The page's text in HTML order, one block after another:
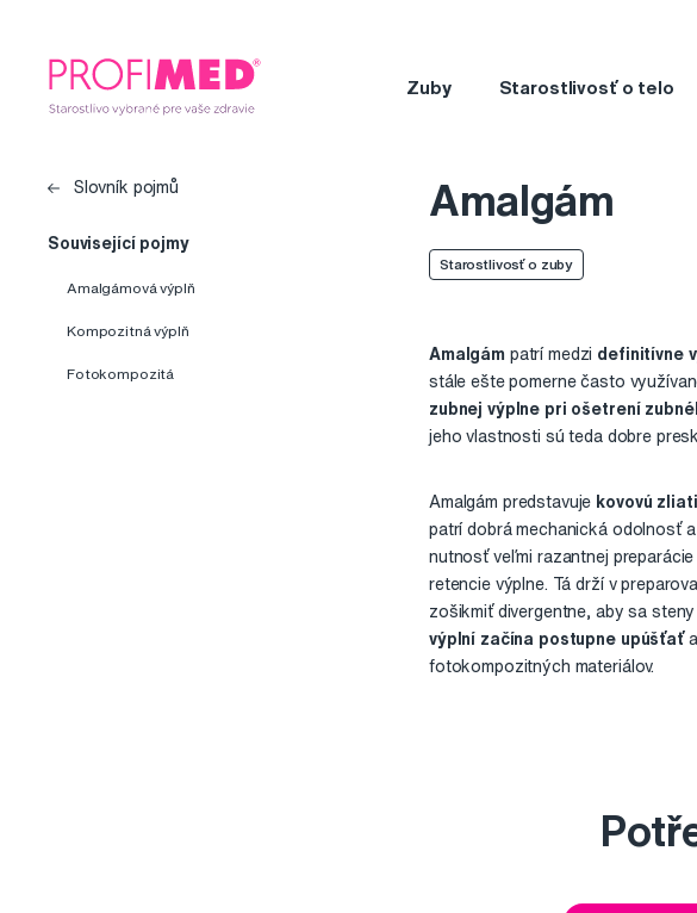
Zuby Starostlivosť o telo
Slovník pojmů
Související pojmy
Amalgámová výplň
Kompozitná výplň
Fotokompozitá
Amalgám
Starostlivosť o zuby
Amalgám patrí medzi definitívne
stále ešte pomerne často
zubnej výplne pri ošetrení
jeho vlastnosti sú teda dobre
Amalgám predstavuje kovovú
patrí dobrá mechanická odolnosť
nutnosť veľmi razantnej
retencie výplne. Tá drží v
zošikmiť divergentne, aby sa
výplní začína postupne upúšťaťa
fotokompozitných materiálov.